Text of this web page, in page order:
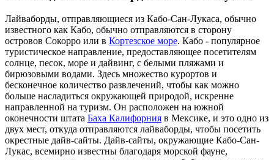
Лайваборды, отправляющиеся из Кабо-Сан-Лукаса, обычно
известного как Кабо, обычно отправляются в сторону
островов Сокорро или в Кортезское море. Кабо - популярное
туристическое направление, предоставляющее посетителям
солнце, песок, море и дайвинг, с белыми пляжами и
бирюзовыми водами. Здесь множество курортов и
бесконечное количество развлечений, чтобы как можно
больше насладиться окружающей природой, искренне
направленной на туризм. Он расположен на южной
оконечности штата Баха Калифорния в Мексике, и это одно из
двух мест, откуда отправляются лайваборды, чтобы посетить
окрестные дайв-сайты. Дайв-сайты, окружающие Кабо-Сан-
Лукас, всемирно известны благодаря морской фауне,